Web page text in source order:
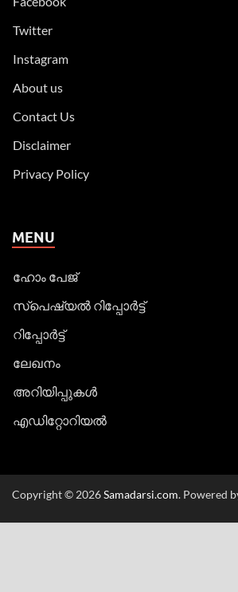
Twitter
Instagram
About us
Contact Us
Disclaimer
Privacy Policy
MENU
ഹോം പേജ്
സ്പെഷ്യൽ റിപ്പോര്‍ട്ട്
റിപ്പോര്‍ട്ട്
ലേഖനം
അറിയിപ്പുകള്‍
എഡിറ്റോറിയല്‍
Copyright © 2026Samadarsi.com. Powered